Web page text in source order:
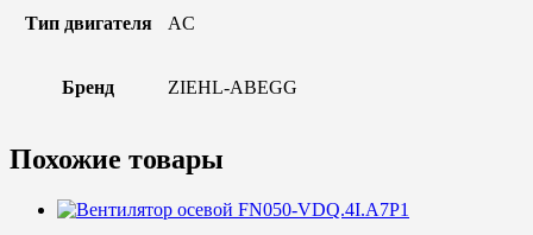
Тип двигателя AC
Бренд ZIEHL-ABEGG
Похожие товары